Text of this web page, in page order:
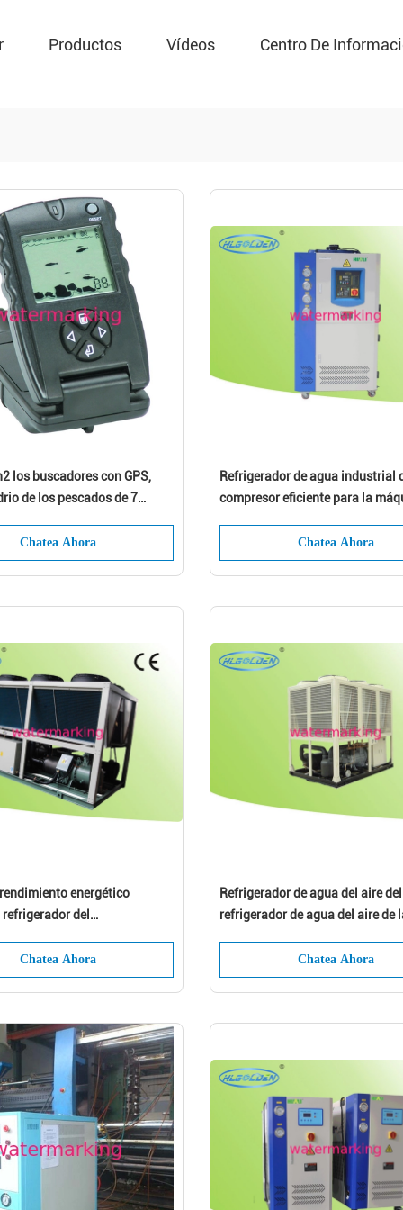
Productos Vídeos Centro De
los buscadores con GPS,
de los pescados de 7
Chatea Ahora
Refrigerador de agua industrial
compresor eficiente para la
Chatea Ahora
energético
del
de agua
Chatea Ahora
Refrigerador de agua del aire del
refrigerador de agua del aire de
Chatea Ahora